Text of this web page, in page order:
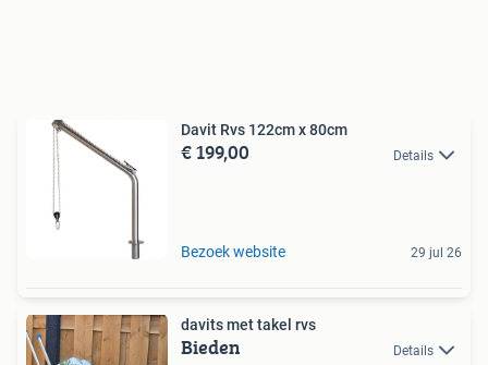
Davit Rvs 122cm x 80cm
€ 199,00 Details
Bezoek website 29 jul 26
davits met takel rvs
Bieden Details